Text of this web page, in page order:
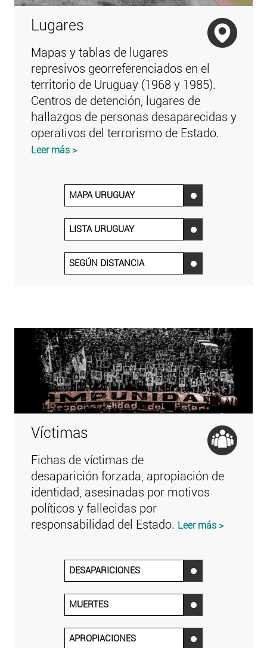
Lugares
Mapas y tablas de lugares
represivos georreferenciados en el
territorio de Uruguay (1968 y 1985).
Centros de detención, lugares de
hallazgos de personas desaparecidas y
operativos del terrorismo de Estado.
Leer más >
MAPA URUGUAY ‌
LISTA URUGUAY ‌
SEGÚN DISTANCIA ‌
Víctimas
Fichas de víctimas de
desaparición forzada, apropiación de
identidad, asesinadas por motivos
políticos y fallecidas por
responsabilidad del Estado. Leer más >
DESAPARICIONES ‌
MUERTES ‌
APROPIACIONES ‌